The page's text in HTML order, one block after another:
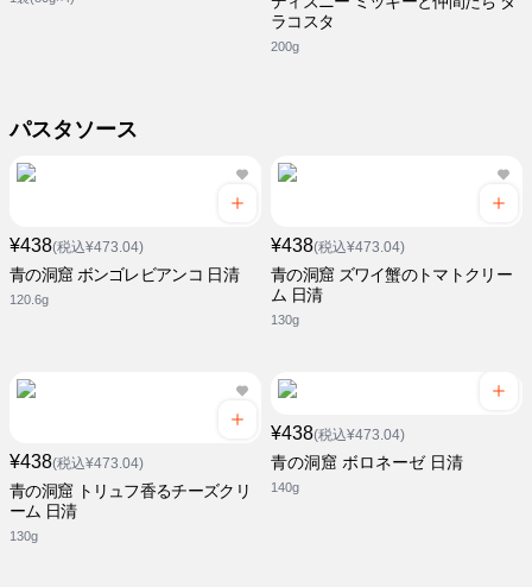
ラコスタ
200g
パスタソース
¥438(税込¥473.04)
青の洞窟 ボンゴレビアンコ 日清
120.6g
¥438(税込¥473.04)
青の洞窟 ズワイ蟹のトマトクリー
ム 日清
130g
¥438(税込¥473.04)
青の洞窟 トリュフ香るチーズクリ
ーム 日清
130g
¥438(税込¥473.04)
青の洞窟 ボロネーゼ 日清
140g